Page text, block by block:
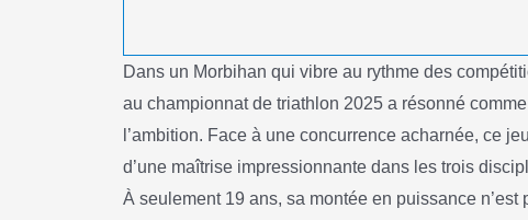
Dans un Morbihan qui vibre au rythme des
au championnat de triathlon 2025 a résonné
l’ambition. Face à une concurrence acharnée, ce
d’une maîtrise impressionnante dans les trois
À seulement 19 ans, sa montée en puissance